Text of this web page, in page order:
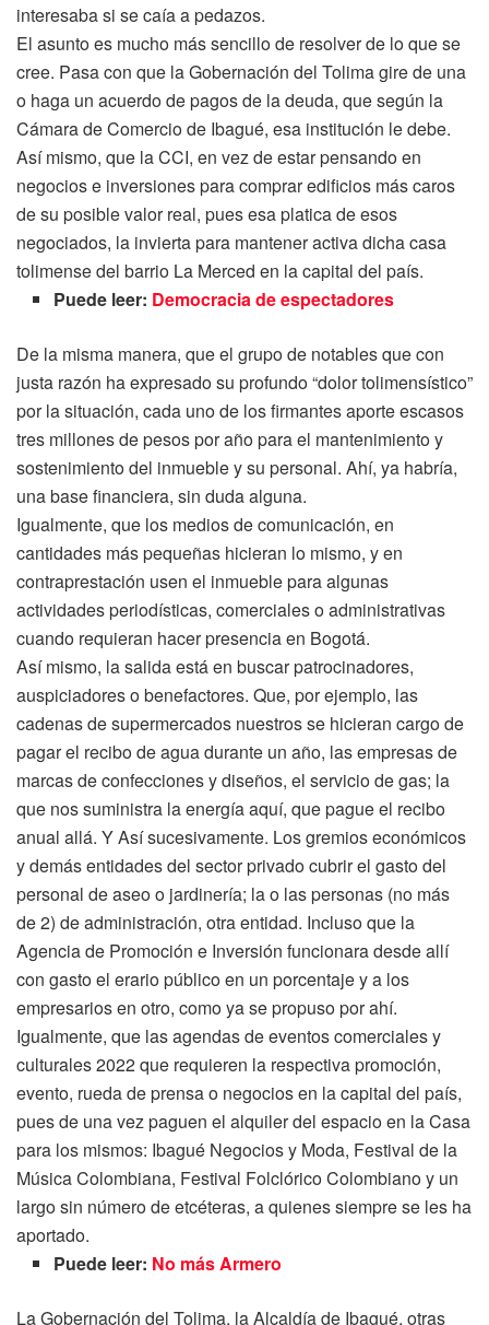
interesaba si se caía a pedazos.
El asunto es mucho más sencillo de resolver de lo que se
cree. Pasa con que la Gobernación del Tolima gire de una
o haga un acuerdo de pagos de la deuda, que según la
Cámara de Comercio de Ibagué, esa institución le debe.
Así mismo, que la CCI, en vez de estar pensando en
negocios e inversiones para comprar edificios más caros
de su posible valor real, pues esa platica de esos
negociados, la invierta para mantener activa dicha casa
tolimense del barrio La Merced en la capital del país.
Puede leer: Democracia de espectadores
De la misma manera, que el grupo de notables que con
justa razón ha expresado su profundo “dolor tolimensístico”
por la situación, cada uno de los firmantes aporte escasos
tres millones de pesos por año para el mantenimiento y
sostenimiento del inmueble y su personal. Ahí, ya habría,
una base financiera, sin duda alguna.
Igualmente, que los medios de comunicación, en
cantidades más pequeñas hicieran lo mismo, y en
contraprestación usen el inmueble para algunas
actividades periodísticas, comerciales o administrativas
cuando requieran hacer presencia en Bogotá.
Así mismo, la salida está en buscar patrocinadores,
auspiciadores o benefactores. Que, por ejemplo, las
cadenas de supermercados nuestros se hicieran cargo de
pagar el recibo de agua durante un año, las empresas de
marcas de confecciones y diseños, el servicio de gas; la
que nos suministra la energía aquí, que pague el recibo
anual allá. Y Así sucesivamente. Los gremios económicos
y demás entidades del sector privado cubrir el gasto del
personal de aseo o jardinería; la o las personas (no más
de 2) de administración, otra entidad. Incluso que la
Agencia de Promoción e Inversión funcionara desde allí
con gasto el erario público en un porcentaje y a los
empresarios en otro, como ya se propuso por ahí.
Igualmente, que las agendas de eventos comerciales y
culturales 2022 que requieren la respectiva promoción,
evento, rueda de prensa o negocios en la capital del país,
pues de una vez paguen el alquiler del espacio en la Casa
para los mismos: Ibagué Negocios y Moda, Festival de la
Música Colombiana, Festival Folclórico Colombiano y un
largo sin número de etcéteras, a quienes siempre se les ha
aportado.
Puede leer: No más Armero
La Gobernación del Tolima, la Alcaldía de Ibagué, otras